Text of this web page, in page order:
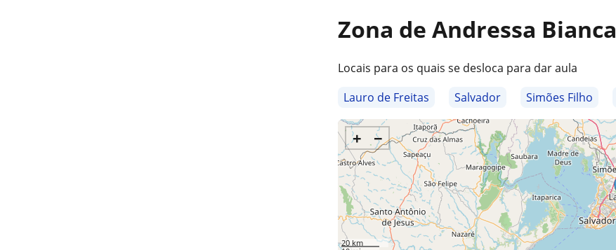
Zona de Andressa Bianca
Locais para os quais se desloca para dar aula
Lauro de Freitas
Salvador Simões Filho
+ −
20 km